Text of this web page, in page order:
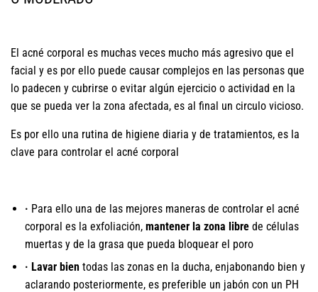
El acné corporal es muchas veces mucho más agresivo que el
facial y es por ello puede causar complejos en las personas que
lo padecen y cubrirse o evitar algún ejercicio o actividad en la
que se pueda ver la zona afectada, es al final un circulo vicioso.
Es por ello una rutina de higiene diaria y de tratamientos, es la
clave para controlar el acné corporal
· Para ello una de las mejores maneras de controlar el acné
corporal es la exfoliación, mantener la zona libre de células
muertas y de la grasa que pueda bloquear el poro
· Lavar bien todas las zonas en la ducha, enjabonando bien y
aclarando posteriormente, es preferible un jabón con un PH